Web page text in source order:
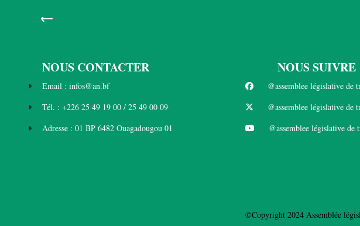
←
NOUS CONTACTER
Email : infos@an.bf
Tél. : +226 25 49 19 00 / 25 49 00 09
Adresse : 01 BP 6482 Ouagadougou 01
NOUS SUIVRE
@assemblee législative de
@assemblee législative de
@assemblee législative de
©Copyright 2024 Assemblée